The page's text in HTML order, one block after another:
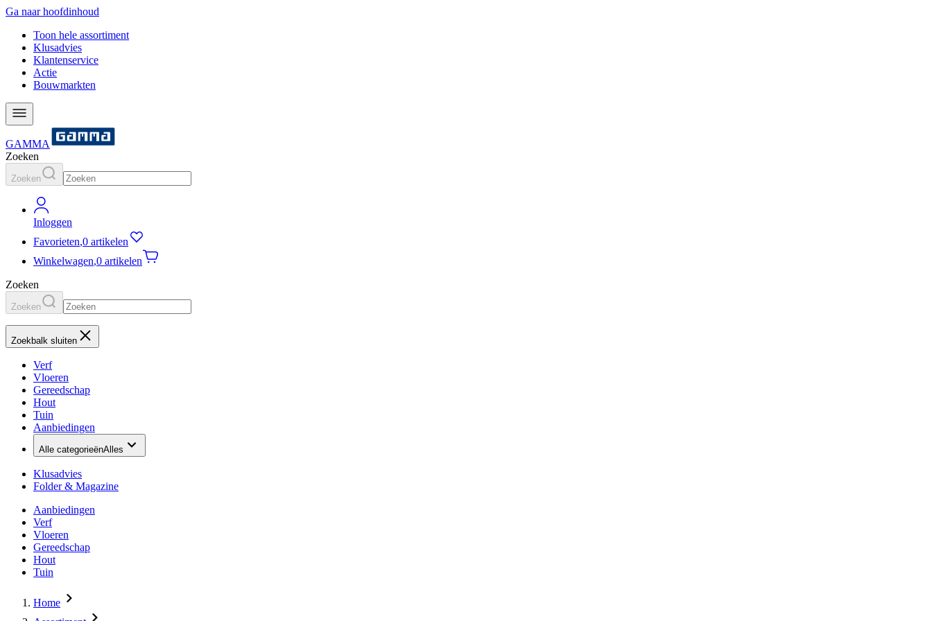
Ga naar hoofdinhoud
Toon hele assortiment
Klusadvies
Klantenservice
Actie
Bouwmarkten
GAMMA
Zoeken
Zoeken
Inloggen
Favorieten,0 artikelen
Winkelwagen,0 artikelen
Zoeken
Zoeken
Zoekbalk sluiten
Verf
Vloeren
Gereedschap
Hout
Tuin
Aanbiedingen
Alle categorieënAlles
Klusadvies
Folder & Magazine
Aanbiedingen
Verf
Vloeren
Gereedschap
Hout
Tuin
Home